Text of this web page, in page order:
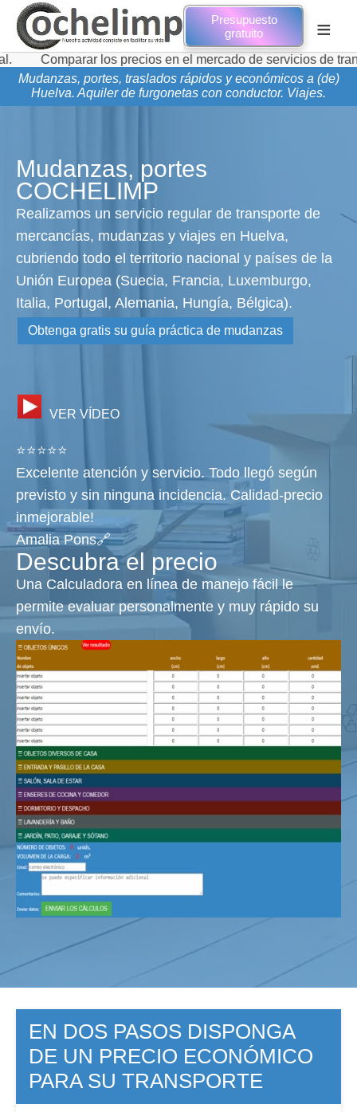
Presupuesto
gratuito
≡
los precios en el mercado de servicios de transporte
Mudanzas, portes, traslados rápidos y económicos a (de)
Huelva. Aquiler de furgonetas con conductor. Viajes.
Mudanzas, portes
COCHELIMP
Realizamos un servicio regular de transporte de
mercancías, mudanzas y viajes en Huelva,
cubriendo todo el territorio nacional y países de la
Unión Europea (Suecia, Francia, Luxemburgo,
Italia, Portugal, Alemania, Hungía, Bélgica).
Obtenga gratis su guía práctica de mudanzas
VER VÍDEO
⭐⭐⭐⭐⭐
Excelente atención y servicio. Todo llegó según
previsto y sin ninguna incidencia. Calidad-precio
inmejorable!
Amalia Pons🔗
Descubra el precio
Una Calculadora en línea de manejo fácil le
permite evaluar personalmente y muy rápido su
envío.
EN DOS PASOS DISPONGA
DE UN PRECIO ECONÓMICO
PARA SU TRANSPORTE